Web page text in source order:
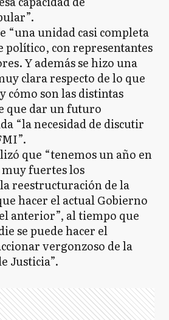
“una unidad casi completa
político, con representantes
Y además se hizo una
clara respecto de lo que
cómo son las distintas
que dar un futuro
“la necesidad de discutir
que “tenemos un año en
fuertes los
reestructuración de la
hacer el actual Gobierno
anterior”, al tiempo que
se puede hacer el
vergonzoso de la
Justicia”.